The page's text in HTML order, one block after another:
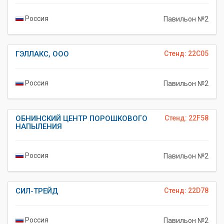
Россия Павильон №2
Стенд: 22C05
ГЭЛЛАКС, ООО
Россия Павильон №2
Стенд: 22F58
ОБНИНСКИЙ ЦЕНТР ПОРОШКОВОГО
НАПЫЛЕНИЯ
Россия Павильон №2
Стенд: 22D78
СИЛ-ТРЕЙД
Россия Павильон №2